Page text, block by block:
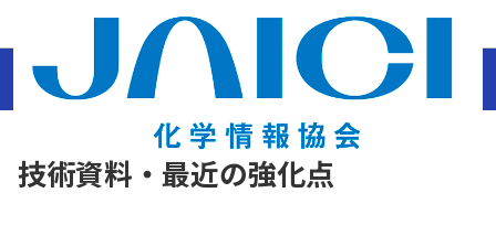
ホーム 結晶構造データベース・化合物辞典
分子性結晶データベースおよび関連ツ
ール
CCDC製品 技術資料・最近の強化点
技術資料・最近の強化点